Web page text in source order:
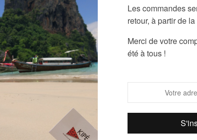
Les commandes
retour, à partir de
Merci de votre
été à tous !
Evènements antérieurs :
https://www.facebook.com/events/
https://www.facebook.com/events/
https://www.facebook.com/events/
https://www.facebook.com/events/